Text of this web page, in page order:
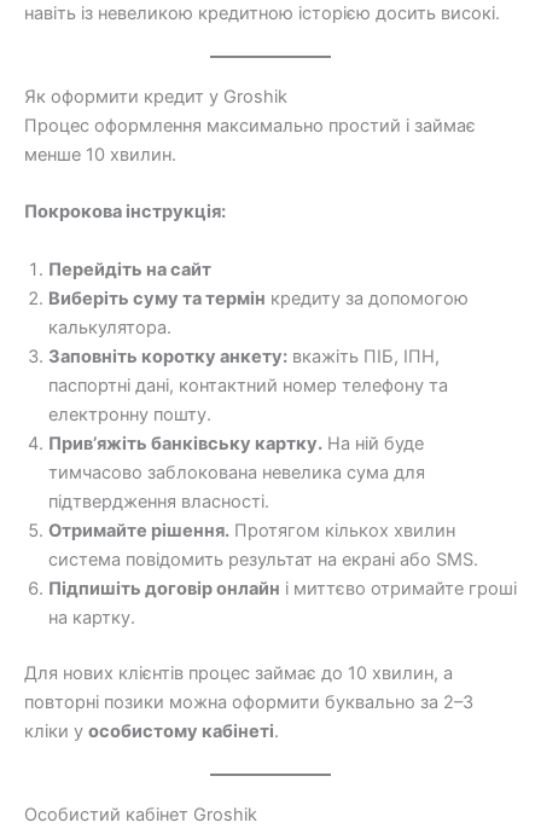
навіть із невеликою кредитною історією досить високі.
Як оформити кредит у Groshik
Процес оформлення максимально простий і займає
менше 10 хвилин.
Покрокова інструкція:
Перейдіть на сайт
Виберіть суму та термін кредиту за допомогою
калькулятора.
Заповніть коротку анкету: вкажіть ПІБ, ІПН,
паспортні дані, контактний номер телефону та
електронну пошту.
Прив’яжіть банківську картку. На ній буде
тимчасово заблокована невелика сума для
підтвердження власності.
Отримайте рішення. Протягом кількох хвилин
система повідомить результат на екрані або SMS.
Підпишіть договір онлайн і миттєво отримайте гроші
на картку.
Для нових клієнтів процес займає до 10 хвилин, а
повторні позики можна оформити буквально за 2–3
кліки у особистому кабінеті.
Особистий кабінет Groshik